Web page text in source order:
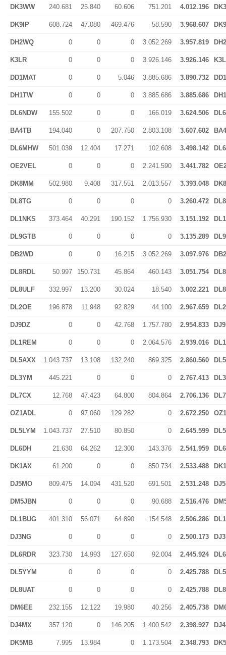
DK3WW 240.681 25.840 60.606 751.201 4.012.196
DK9IP 608.724 47.080 469.476 58.590 3.968.607
DH2WQ 0 0 0 3.052.269 3.957.819
K3LR 0 0 0 3.926.146 3.926.146
DD1MAT 0 0 5.046 3.885.686 3.890.732
DH1TW 0 0 0 3.885.686 3.885.686
DL6NDW 155.502 0 0 166.019 3.624.506
BA4TB 194.040 0 207.750 2.803.108 3.607.602
DL6MHW 501.039 12.404 17.271 102.608 3.498.142
OE2VEL 0 0 0 2.241.590 3.441.782
DK8MM 502.980 9.408 317.551 2.013.557 3.393.048
DL8TG 0 0 0 0 3.260.472
DL1NKS 373.464 40.291 190.152 1.756.930 3.151.192
DL9GTB 0 0 0 0 3.135.289
DB2WD 0 0 16.215 3.052.269 3.097.976
DL8RDL 50.997 150.731 45.864 460.143 3.051.754
DL8ULF 332.997 13.200 30.024 18.540 3.002.221
DL2OE 196.878 11.948 92.829 44.100 2.967.659
DJ9DZ 0 0 42.768 1.757.780 2.954.833
DL1REM 0 0 0 2.064.576 2.939.016
DL5AXX 1.043.737 13.108 132.240 869.325 2.860.560
DL3YM 445.221 0 0 0 2.767.413
DL7CX 12.768 47.423 64.800 804.864 2.706.136
OZ1ADL 0 97.060 129.282 0 2.672.250
DL5LYM 1.043.737 27.510 80.850 0 2.645.599
DL6DH 21.630 64.262 12.300 143.376 2.541.959
DK1AX 61.200 0 0 850.734 2.533.488
DJ5MO 809.475 14.094 431.520 691.501 2.531.248
DM5JBN 0 0 0 90.688 2.516.476
DL1BUG 401.310 56.071 64.890 154.548 2.506.286
DJ3NG 0 0 0 0 2.500.173
DL6RDR 323.730 14.993 127.650 92.004 2.445.924
DL5YYM 0 0 0 0 2.425.788
DL8UAT 0 0 0 0 2.425.788
DM6EE 232.155 12.122 19.980 40.256 2.405.738
DJ4MX 357.120 0 146.205 1.400.542 2.398.927
DK5MB 7.995 13.984 0 1.173.504 2.348.793